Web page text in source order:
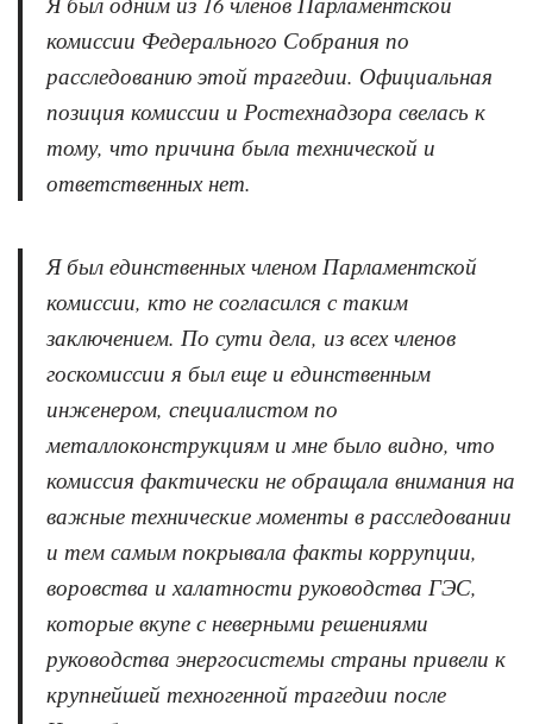
комиссии Федерального Собрания по
расследованию этой трагедии. Официальная
позиция комиссии и Ростехнадзора свелась к
тому, что причина была технической и
ответственных нет.
Я был единственных членом Парламентской
комиссии, кто не согласился с таким
заключением. По сути дела, из всех членов
госкомиссии я был еще и единственным
инженером, специалистом по
металлоконструкциям и мне было видно, что
комиссия фактически не обращала внимания на
важные технические моменты в расследовании
и тем самым покрывала факты коррупции,
воровства и халатности руководства ГЭС,
которые вкупе с неверными решениями
руководства энергосистемы страны привели к
крупнейшей техногенной трагедии после